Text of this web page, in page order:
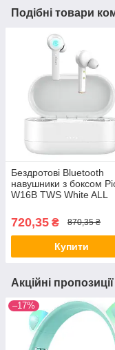
Подібні товари
Бездротові Bluetooth
навушники з боксом
W16B TWS White ALL
720,35 ₴ 870,35 ₴
Купити
Акційні
–17%